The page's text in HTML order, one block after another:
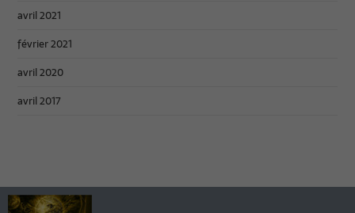
avril 2021
février 2021
avril 2020
avril 2017